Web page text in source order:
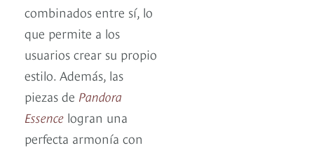
combinados entre sí, lo
que permite a los
usuarios crear su propio
estilo. Además, las
piezas de Pandora
Essence logran una
perfecta armonía con